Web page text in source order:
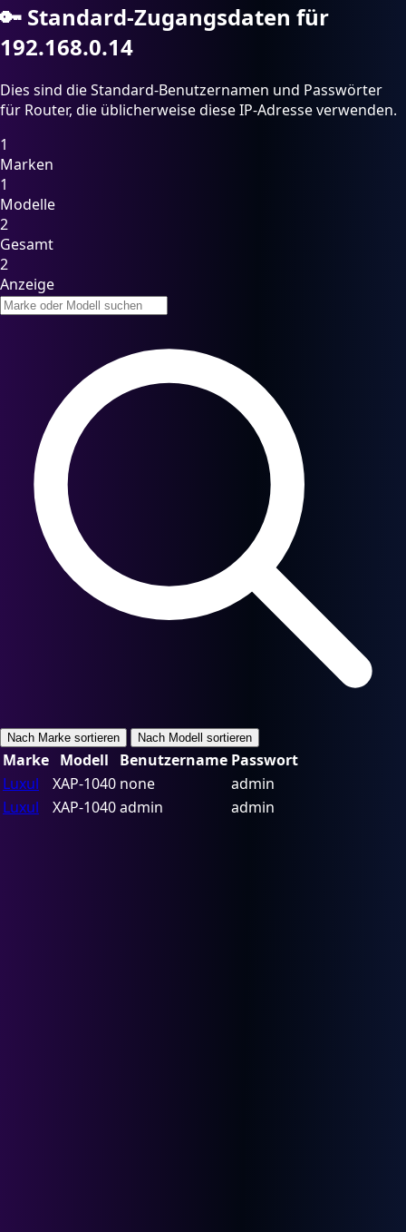
🔑 Standard-Zugangsdaten für
192.168.0.14
Dies sind die Standard-Benutzernamen und Passwörter
für Router, die üblicherweise diese IP-Adresse verwenden.
1
Marken
1
Modelle
2
Gesamt
2
Anzeige
Nach Marke sortieren Nach Modell sortieren
Marke Modell Benutzername Passwort
Luxul
XAP-1040 none
admin
Luxul
XAP-1040admin admin